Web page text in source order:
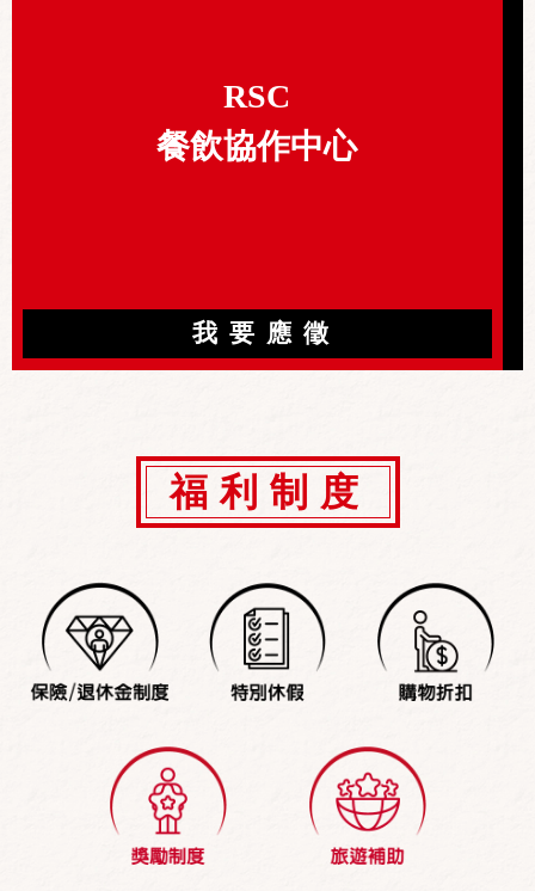
RSC
餐飲協作中心
我要應徵
福利制度